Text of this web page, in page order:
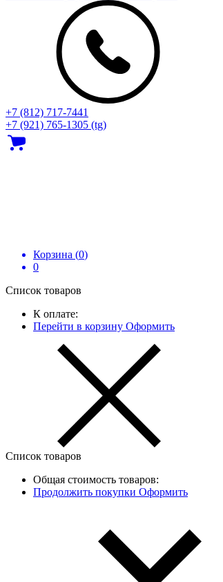
+7 (812) 717‑7441
+7 (921) 765-1305 (tg)
Корзина (0)
0
Список товаров
К оплате:
Перейти в корзину Оформить
Список товаров
Общая стоимость товаров:
Продолжить покупки Оформить